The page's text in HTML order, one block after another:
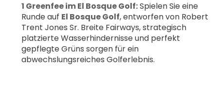
1 Greenfee im El Bosque Golf: Spielen Sie eine
Runde auf El Bosque Golf, entworfen von Robert
Trent Jones Sr. Breite Fairways, strategisch
platzierte Wasserhindernisse und perfekt
gepflegte Grüns sorgen für ein
abwechslungsreiches Golferlebnis.